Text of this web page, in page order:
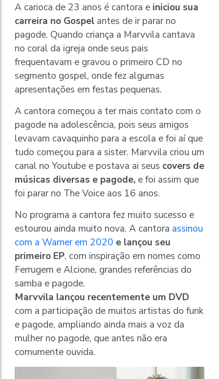
A carioca de 23 anos é cantora e iniciou sua
carreira no Gospel antes de ir parar no
pagode. Quando criança a Marvvila cantava
no coral da igreja onde seus pais
frequentavam e gravou o primeiro CD no
segmento gospel, onde fez algumas
apresentações em festas pequenas.
A cantora começou a ter mais contato com o
pagode na adolescência, pois seus amigos
levavam cavaquinho para a escola e foi aí que
tudo começou para a sister. Marvvila criou um
canal no Youtube e postava ai seus covers de
músicas diversas e pagode, e foi assim que
foi parar no The Voice aos 16 anos.
No programa a cantora fez muito sucesso e
estourou ainda muito nova. A cantora assinou
com a Warner em 2020 e lançou seu
primeiro EP, com inspiração em nomes como
Ferrugem e Alcione, grandes referências do
samba e pagode.
Marvvila lançou recentemente um DVD
com a participação de muitos artistas do funk
e pagode, ampliando ainda mais a voz da
mulher no pagode, que antes não era
comumente ouvida.